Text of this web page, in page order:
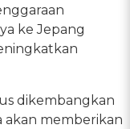
ke Jepang
dikembangkan
akan memberikan